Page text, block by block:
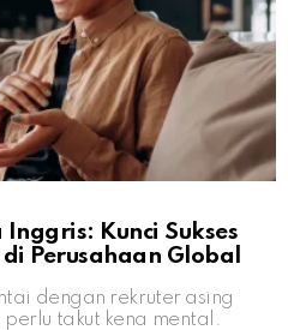
Kunci Sukses
Perusahaan Global
dengan rekruter asing
takut kena mental.